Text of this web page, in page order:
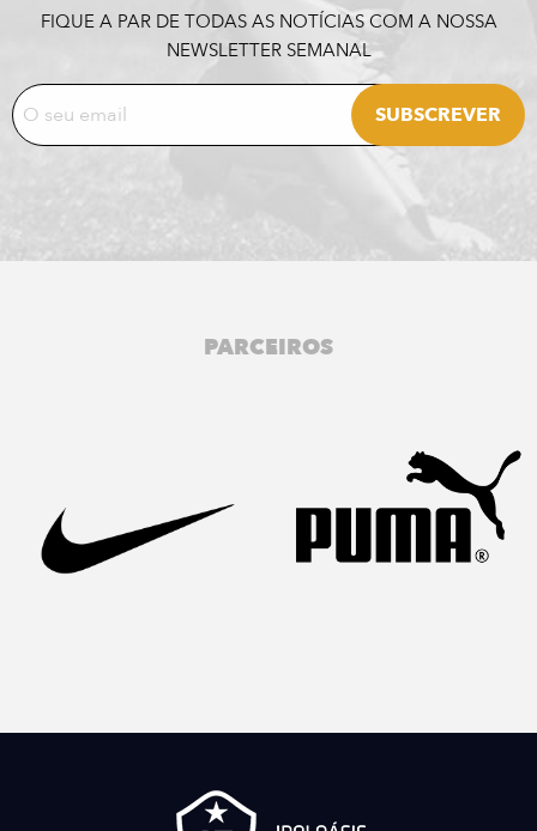
FIQUE A PAR DE TODAS AS NOTÍCIAS COM A NOSSA
NEWSLETTER SEMANAL
PARCEIROS